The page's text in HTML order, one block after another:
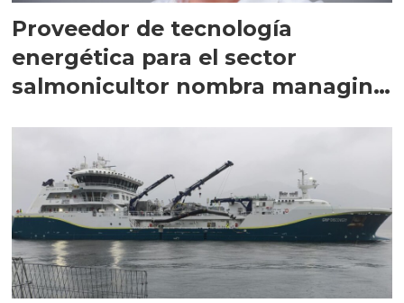
Proveedor de tecnología
energética para el sector
salmonicultor nombra managing